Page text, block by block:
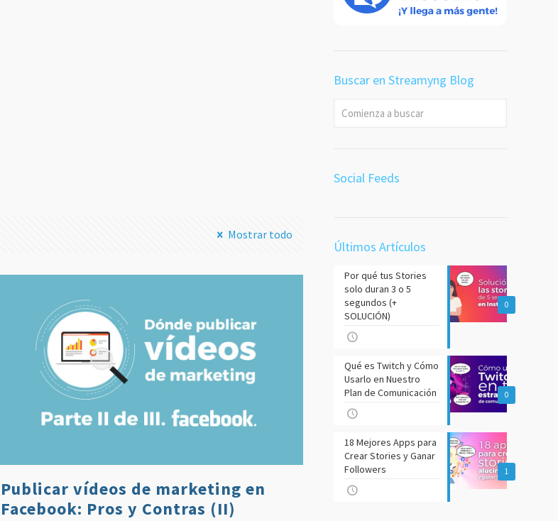
Mostrar todo
Publicar vídeos de marketing en
Facebook: Pros y Contras (II)
Buscar en Streamyng Blog
Social Feeds
Últimos Artículos
0
Por qué tus Stories
solo duran 3 o 5
segundos (+
SOLUCIÓN)
0
Qué es Twitch y Cómo
Usarlo en Nuestro
Plan de Comunicación
1
18 Mejores Apps para
Crear Stories y Ganar
Followers